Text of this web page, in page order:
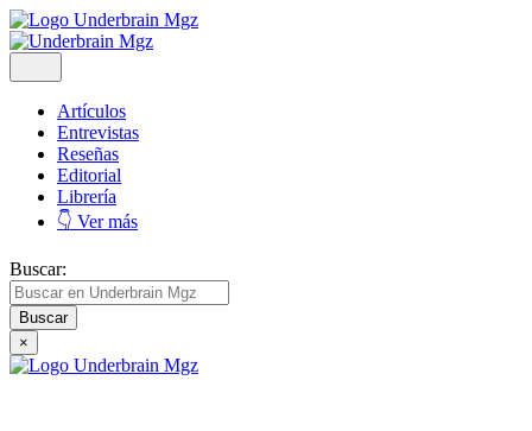
Artículos
Entrevistas
Reseñas
Editorial
Librería
👇 Ver más
Buscar:
×